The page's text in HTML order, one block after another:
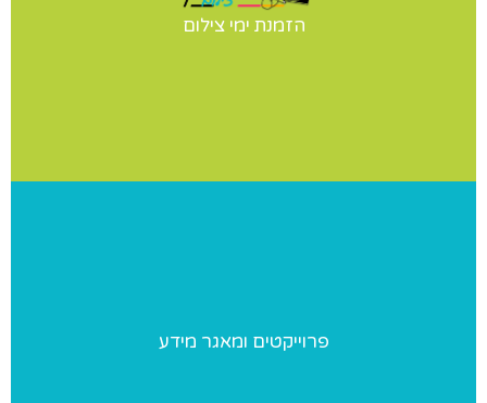
הזמנת ימי צילום
יש לכם תחרות? הופעה? מעוניינים בצילומי סטודיו לנבחרת
פרוייקטים ומאגר מידע